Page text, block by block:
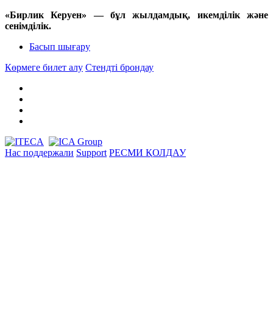
«Бирлик Керуен» — бұл жылдамдық, икемділік және
сенімділік.
Басып шығару
Көрмеге билет алу Стендті брондау
Нас поддержали Support РЕСМИ ҚОЛДАУ